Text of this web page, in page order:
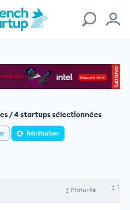
/ 4 startups sélectionnées
Réinitialiser
Maturité